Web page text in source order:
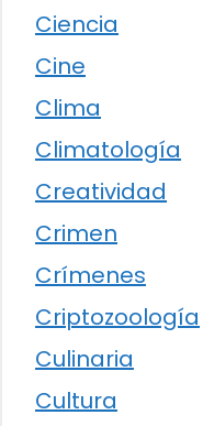
Ciencia
Cine
Clima
Climatología
Creatividad
Crimen
Crímenes
Criptozoología
Culinaria
Cultura